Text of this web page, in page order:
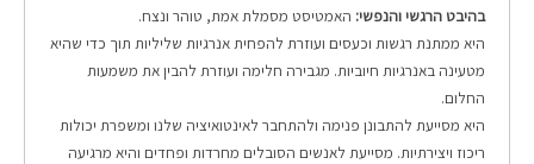
בהיבט הרגשי והנפשי: האמטיסט מסמלת אמת, טוהר ונצח.
היא ממתנת רגשות וכעסים ועוזרת להפחית אנרגיות שליליות תוך כדי שהיא
מטעינה באנרגיות חיוביות. מגבירה חלימה ועוזרת להבין את משמעות
החלום.
היא מסייעת להתבונן פנימה ולהתחבר לאינטואיציה שלנו ומשפרת יכולות
ריכוז ויצירתיות. מסייעת לאנשים הסובלים מחרדות ופחדים והיא מרגיעה